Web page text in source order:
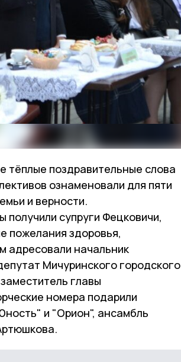
тёплые поздравительные слова
ознаменовали для пяти
и верности.
получили супруги Фецковичи,
пожелания здоровья,
адресовали начальник
Мичуринского городского
главы
номера подарили
и "Орион", ансамбль